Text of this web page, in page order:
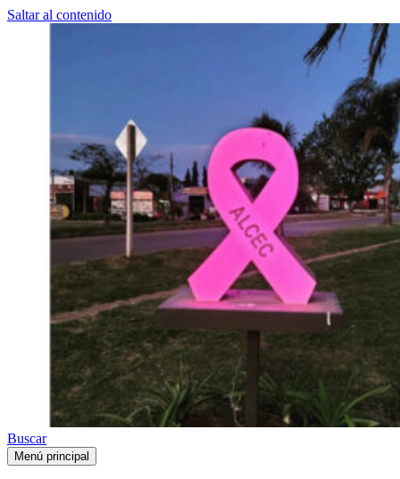
Saltar al contenido
Buscar
Menú principal